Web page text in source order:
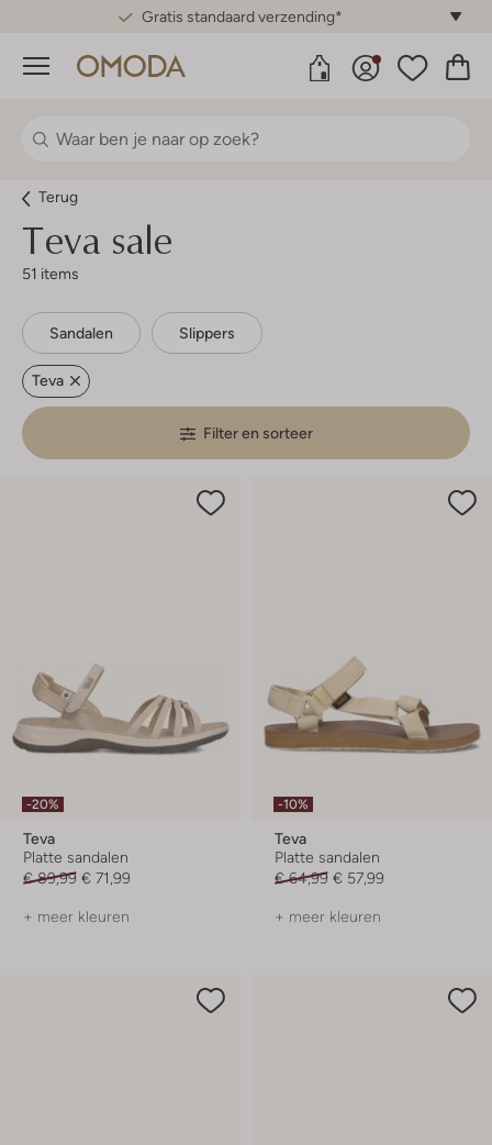
Gratis standaard verzending*
Menu
Terug
Teva sale
51 items
Sandalen Slippers
Teva
Filter en sorteer
-20%
Teva
Platte sandalen
€ 89,99 € 71,99
+ meer kleuren
-10%
Teva
Platte sandalen
€ 64,99 € 57,99
+ meer kleuren